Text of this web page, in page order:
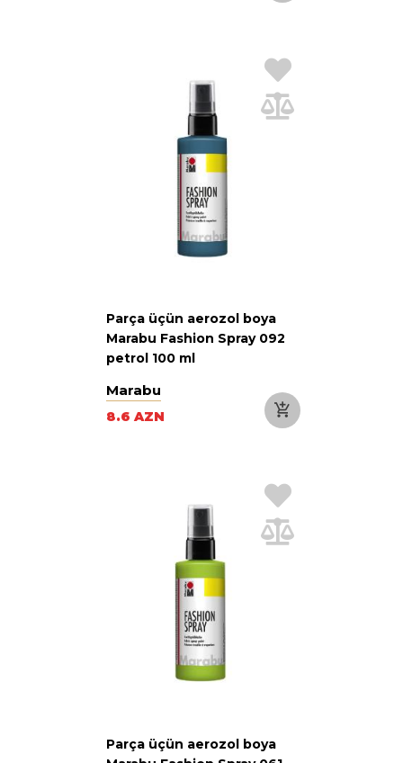
Parça üçün aerozol boya
Marabu Fashion Spray 092
petrol 100 ml
Marabu
8.6 AZN
Parça üçün aerozol boya